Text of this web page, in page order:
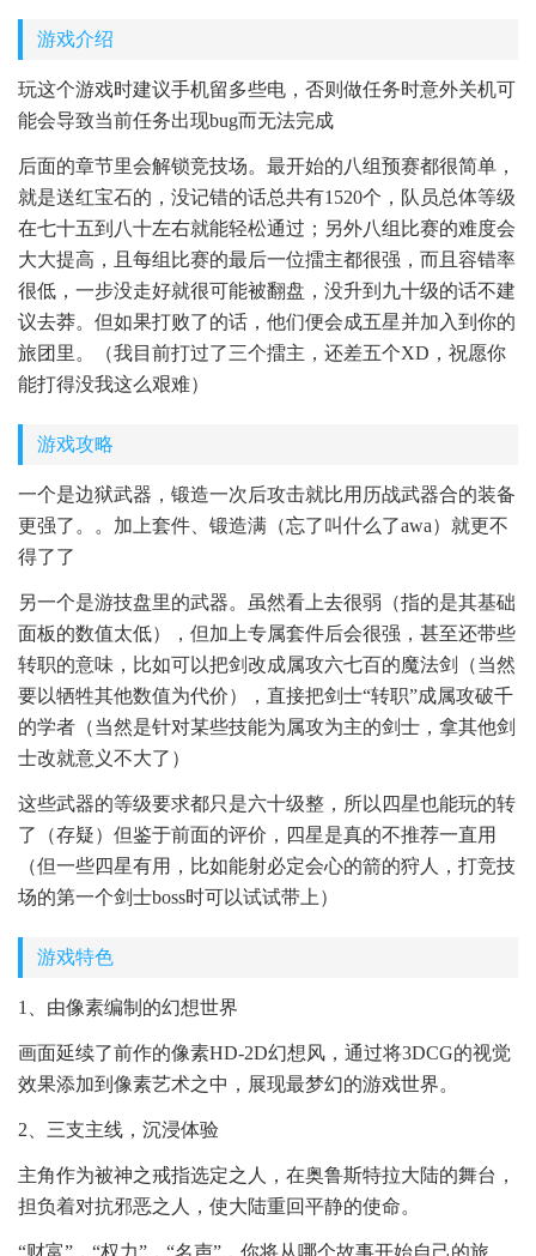
游戏介绍
玩这个游戏时建议手机留多些电，否则做任务时意外关机可
能会导致当前任务出现bug而无法完成
后面的章节里会解锁竞技场。最开始的八组预赛都很简单，
就是送红宝石的，没记错的话总共有1520个，队员总体等级
在七十五到八十左右就能轻松通过；另外八组比赛的难度会
大大提高，且每组比赛的最后一位擂主都很强，而且容错率
很低，一步没走好就很可能被翻盘，没升到九十级的话不建
议去莽。但如果打败了的话，他们便会成五星并加入到你的
旅团里。（我目前打过了三个擂主，还差五个XD，祝愿你
能打得没我这么艰难）
游戏攻略
一个是边狱武器，锻造一次后攻击就比用历战武器合的装备
更强了。。加上套件、锻造满（忘了叫什么了awa）就更不
得了了
另一个是游技盘里的武器。虽然看上去很弱（指的是其基础
面板的数值太低），但加上专属套件后会很强，甚至还带些
转职的意味，比如可以把剑改成属攻六七百的魔法剑（当然
要以牺牲其他数值为代价），直接把剑士“转职”成属攻破千
的学者（当然是针对某些技能为属攻为主的剑士，拿其他剑
士改就意义不大了）
这些武器的等级要求都只是六十级整，所以四星也能玩的转
了（存疑）但鉴于前面的评价，四星是真的不推荐一直用
（但一些四星有用，比如能射必定会心的箭的狩人，打竞技
场的第一个剑士boss时可以试试带上）
游戏特色
1、由像素编制的幻想世界
画面延续了前作的像素HD-2D幻想风，通过将3DCG的视觉
效果添加到像素艺术之中，展现最梦幻的游戏世界。
2、三支主线，沉浸体验
主角作为被神之戒指选定之人，在奥鲁斯特拉大陆的舞台，
担负着对抗邪恶之人，使大陆重回平静的使命。
“财富”，“权力”，“名声”，你将从哪个故事开始自己的旅